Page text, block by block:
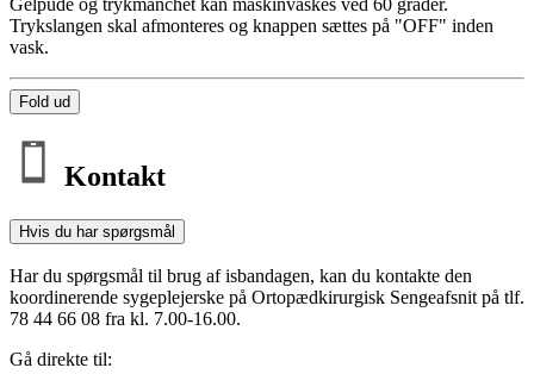
Gelpude og trykmanchet kan maskinvaskes ved 60 grader.
Trykslangen skal afmonteres og knappen sættes på "OFF" inden
vask.
Fold ud
Kontakt
Hvis du har spørgsmål
Har du spørgsmål til brug af isbandagen, kan du kontakte den
koordinerende sygeplejerske på Ortopædkirurgisk Sengeafsnit på tlf.
78 44 66 08 fra kl. 7.00-16.00.
Gå direkte til: